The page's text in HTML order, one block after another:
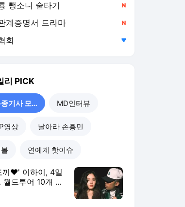
뺑소니 술타기
계증명서 드라마
회
리 PICK
단독특종기사 모음 MD인터뷰
영상 날아라 손흥민
연예계 핫이슈
끼♥' 이하이, 4일
드투어 10개 도
소